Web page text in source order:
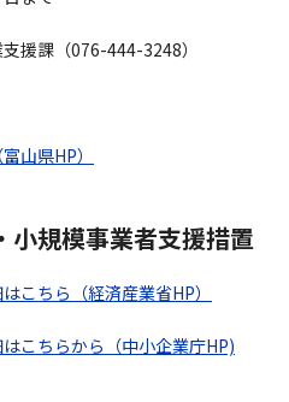
援課（076-444-3248）
山県HP）
規模事業者支援措置
こちら（経済産業省HP）
こちらから（中小企業庁HP)